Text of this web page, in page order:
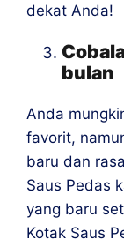
dekat Anda!
bulan
Anda
favorit,
baru dan
Saus Pedas
yang baru
Kotak Saus